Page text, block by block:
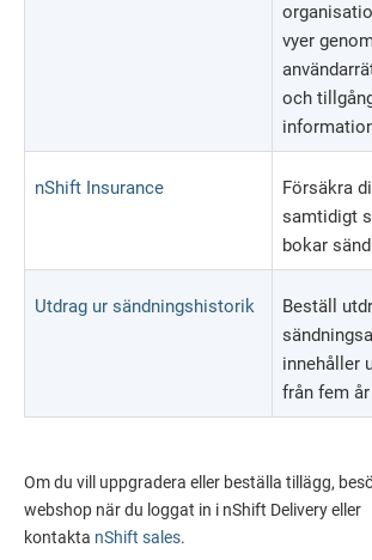
vyer
och
nShift Insurance
Försäkra
samtidigt
bokar
Utdrag ur sändningshistorik
Beställ
innehåller
från fem
Om du vill uppgradera eller beställa tillägg,
webshop när du loggat in i nShift Delivery eller
kontakta nShift sales.